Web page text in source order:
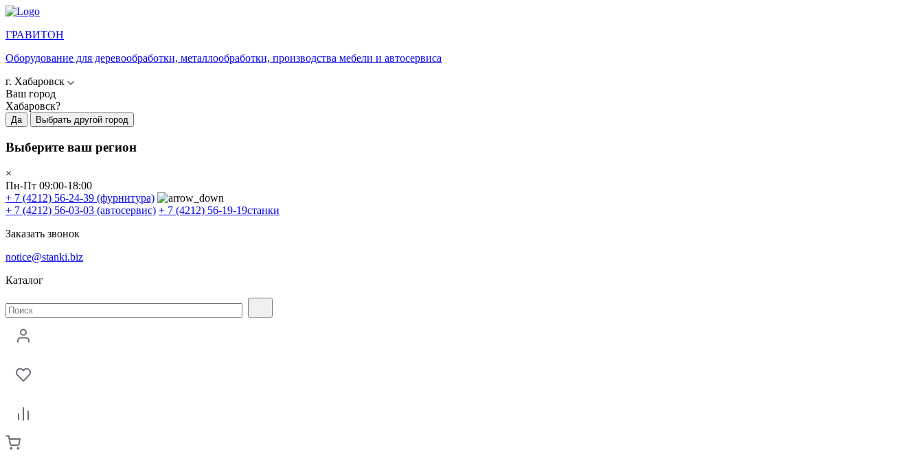
ГРАВИТОН
Оборудование для деревообработки, металлообработки, производства мебели и автосервиса
г. Хабаровск
Ваш город
Хабаровск?
Да Выбрать другой город
Выберите ваш регион
×
Пн-Пт 09:00-18:00
+ 7 (4212) 56-24-39 (фурнитура)
+ 7 (4212) 56-03-03 (автосервис) + 7 (4212) 56-19-19станки
Заказать звонок
notice@stanki.biz
Каталог